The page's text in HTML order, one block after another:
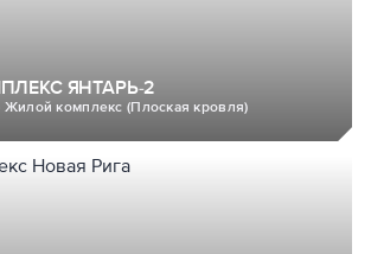
ЯНТАРЬ-2
Жилой комплекс (Плоская кровля)